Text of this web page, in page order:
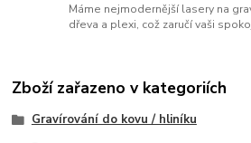
Máme nejmodernější lasery na
dřeva a plexi, což zaručí vaši
Zboží zařazeno v kategoriích
Gravírování do kovu / hliníku